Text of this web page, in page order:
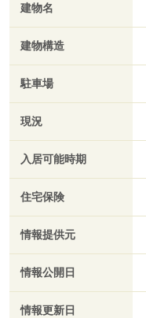
建物名
建物構造
駐車場
現況
入居可能時期
住宅保険
情報提供元
情報公開日
情報更新日